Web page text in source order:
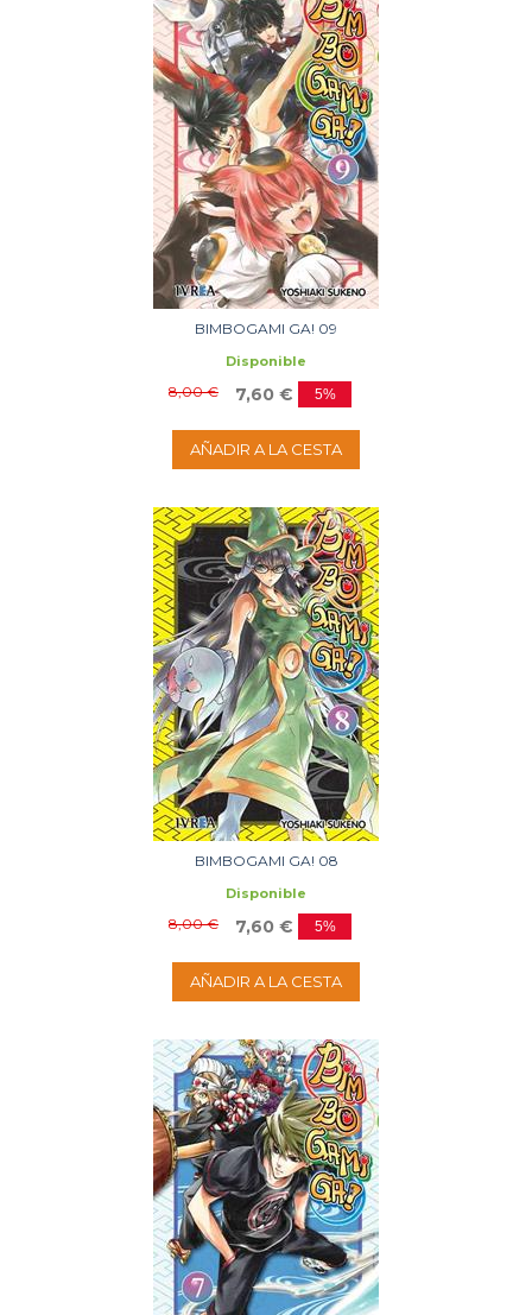
BIMBOGAMI GA! 09
Disponible
8,00 € 7,60 € 5%
AÑADIR A LA CESTA
BIMBOGAMI GA! 08
Disponible
8,00 € 7,60 € 5%
AÑADIR A LA CESTA